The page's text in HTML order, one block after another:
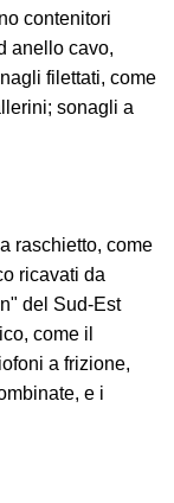
contenitori
anello cavo,
filettati, come
sonagli a
raschietto, come
ricavati da
del Sud-Est
come il
a frizione,
e i